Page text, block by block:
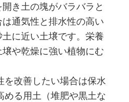
き土の塊がバラバラと
は通気性と排水性の高い
土に近い土壌です。栄養
壌や乾燥に強い植物にむ
を改善したい場合は保水
める用土（堆肥や黒土な